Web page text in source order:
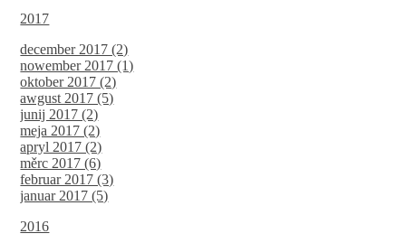
2017
december 2017 (2)
nowember 2017 (1)
oktober 2017 (2)
awgust 2017 (5)
junij 2017 (2)
meja 2017 (2)
apryl 2017 (2)
měrc 2017 (6)
februar 2017 (3)
januar 2017 (5)
2016